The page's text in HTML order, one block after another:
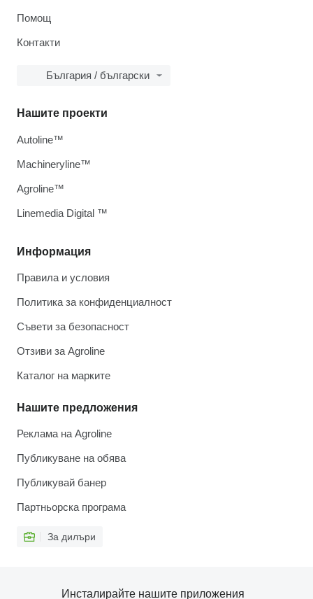
Помощ
Контакти
България / български
Информация
Правила и условия
Политика за конфиденциалност
Съвети за безопасност
Отзиви за Agroline
Каталог на марките
Нашите предложения
Реклама на Agroline
Публикуване на обява
Публикувай банер
Партньорска програма
За дилъри
Нашите проекти
Autoline™
Machineryline™
Agroline™
Linemedia Digital ™
Инсталирайте нашите приложения